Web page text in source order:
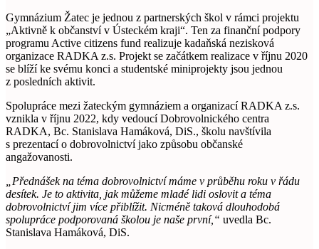
Gymnázium Žatec je jednou z partnerských škol v rámci projektu
„Aktivně k občanství v Ústeckém kraji“. Ten za finanční podpory
programu Active citizens fund realizuje kadaňská nezisková
organizace RADKA z.s. Projekt se začátkem realizace v říjnu 2020
se blíží ke svému konci a studentské miniprojekty jsou jednou
z posledních aktivit.
Spolupráce mezi žateckým gymnáziem a organizací RADKA z.s.
vznikla v říjnu 2022, kdy vedoucí Dobrovolnického centra
RADKA, Bc. Stanislava Hamáková, DiS., školu navštívila
s prezentací o dobrovolnictví jako způsobu občanské
angažovanosti.
„Přednášek na téma dobrovolnictví máme v průběhu roku v řádu
desítek. Je to aktivita, jak můžeme mladé lidi oslovit a téma
dobrovolnictví jim více přiblížit. Nicméně taková dlouhodobá
spolupráce podporovaná školou je naše první,“ uvedla Bc.
Stanislava Hamáková, DiS.